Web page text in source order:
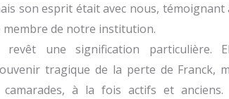
son esprit était avec nous, témoignant
membre de notre institution.
revêt une signification particulière.
tragique de la perte de Franck,
à la fois actifs et anciens.